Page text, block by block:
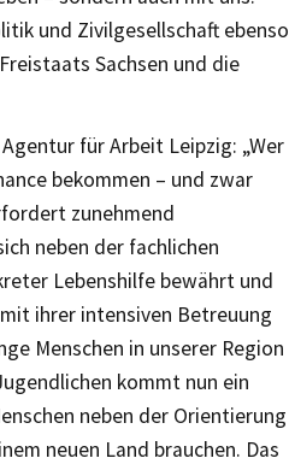
und Zivilgesellschaft ebenso
Sachsen und die
für Arbeit Leipzig: „Wer
bekommen – und zwar
zunehmend
neben der fachlichen
Lebenshilfe bewährt und
ihrer intensiven Betreuung
Menschen in unserer Region
kommt nun ein
neben der Orientierung
neuen Land brauchen. Das